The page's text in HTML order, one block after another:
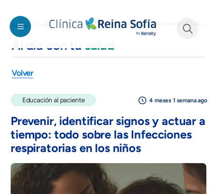
Inicio Al día con tu salud Prevenir, identificar signos y actuar a tiempo: Infecciones respiratorias
Al día con tu salud
Volver
Educación al paciente
Prevenir, identificar signos y actuar a
tiempo: todo sobre las Infecciones
respiratorias en los niños
4 meses 1 semana ago